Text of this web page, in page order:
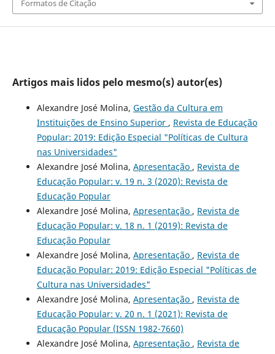
Formatos de Citação
Artigos mais lidos pelo mesmo(s) autor(es)
Alexandre José Molina, Gestão da Cultura em
Instituições de Ensino Superior , Revista de Educação
Popular: 2019: Edição Especial "Políticas de Cultura
nas Universidades"
Alexandre José Molina, Apresentação , Revista de
Educação Popular: v. 19 n. 3 (2020): Revista de
Educação Popular
Alexandre José Molina, Apresentação , Revista de
Educação Popular: v. 18 n. 1 (2019): Revista de
Educação Popular
Alexandre José Molina, Apresentação , Revista de
Educação Popular: 2019: Edição Especial "Políticas de
Cultura nas Universidades"
Alexandre José Molina, Apresentação , Revista de
Educação Popular: v. 20 n. 1 (2021): Revista de
Educação Popular (ISSN 1982-7660)
Alexandre José Molina, Apresentação , Revista de